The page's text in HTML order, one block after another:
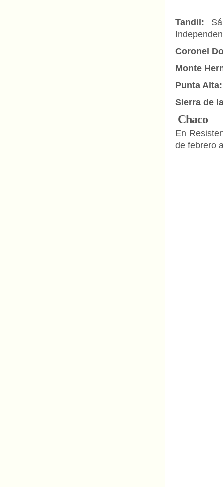
Tandil:
Coronel
Monte
Punta
Sierra de
Chaco
En
de febrero